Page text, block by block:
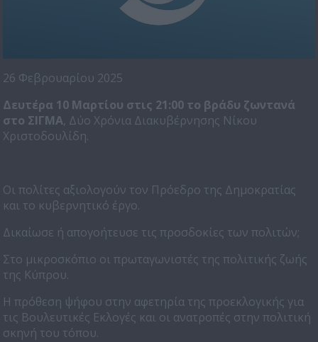
26 Φεβρουαρίου 2025
Δευτέρα 10 Μαρτίου στις 21:00 το βράδυ ζωντανά
στο ΣΙΓΜΑ, Δύο Χρόνια Διακυβέρνησης Νίκου
Χριστοδουλίδη.
Οι πολίτες αξιολογούν τον Πρόεδρο της Δημοκρατίας
και το κυβερνητικό έργο.
Δικαίωσε ή απογοήτευσε τις προσδοκίες των πολιτών;
Στο μικροσκόπιο οι πρωταγωνιστές της πολιτικής ζωής
της Κύπρου.
Η πρόθεση ψήφου στην αφετηρία της προεκλογικής για
τις Βουλευτικές Εκλογές και οι ανατροπές στην πολιτική
σκηνή του τόπου.